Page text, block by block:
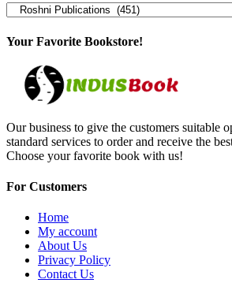
Your Favorite Bookstore!
Our business to give the customers suitable
standard services to order and receive the
Choose your favorite book with us!
For Customers
Home
My account
About Us
Privacy Policy
Contact Us